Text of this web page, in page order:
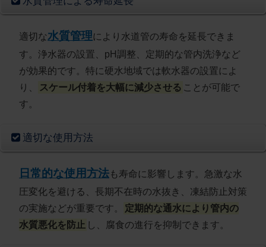
適切な水質管理により水道管の寿命を延長できま
す。浄水器の設置、pH調整、定期的な管内洗浄など
が効果的です。特に硬水地域では軟水器の設置によ
り、
スケール付着を大幅に減少させる ことが可能で
す。
適切な使用方法
日常的な使用方法も寿命に影響します。急激な水
圧変化を避ける、長期不在時の水抜き、凍結防止対策
の実施などが重要です。
定期的な通水により管内の
水質悪化を防止 し、腐食の進行を抑制できます。